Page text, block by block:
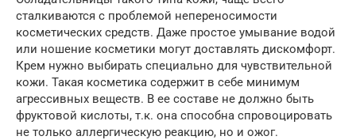
сталкиваются с проблемой непереносимости
косметических средств. Даже простое умывание водой
или ношение косметики могут доставлять дискомфорт.
Крем нужно выбирать специально для чувствительной
кожи. Такая косметика содержит в себе минимум
агрессивных веществ. В ее составе не должно быть
фруктовой кислоты, т.к. она способна спровоцировать
не только аллергическую реакцию, но и ожог.